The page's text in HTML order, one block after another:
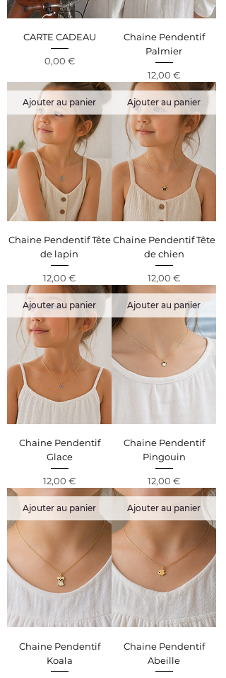
CARTE CADEAU
Prix
0,00 €
Chaine Pendentif
Palmier
Prix
12,00 €
Ajouter au panier
Chaine Pendentif Tête
de lapin
Prix
12,00 €
Ajouter au panier
Chaine Pendentif Tête
de chien
Prix
12,00 €
Ajouter au panier
Chaine Pendentif
Glace
Prix
12,00 €
Ajouter au panier
Chaine Pendentif
Pingouin
Prix
12,00 €
Ajouter au panier
Chaine Pendentif
Koala
Ajouter au panier
Chaine Pendentif
Abeille